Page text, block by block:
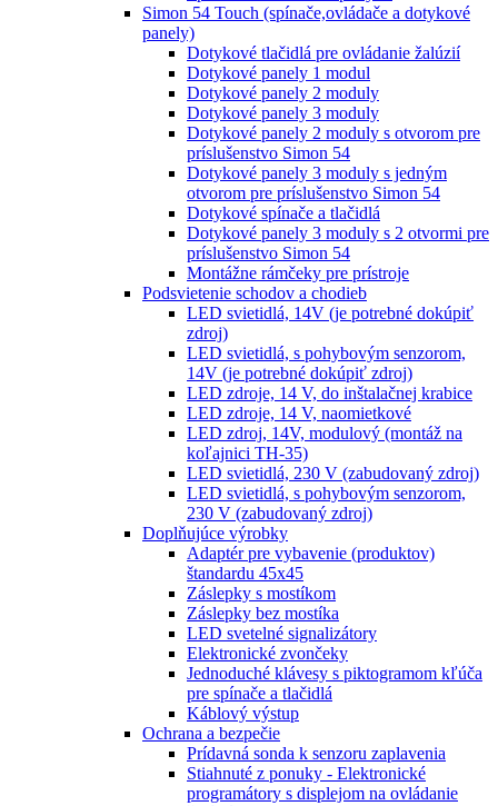
Simon 54 Touch (spínače,ovládače a dotykové
panely)
Dotykové tlačidlá pre ovládanie žalúzií
Dotykové panely 1 modul
Dotykové panely 2 moduly
Dotykové panely 3 moduly
Dotykové panely 2 moduly s otvorom pre
príslušenstvo Simon 54
Dotykové panely 3 moduly s jedným
otvorom pre príslušenstvo Simon 54
Dotykové spínače a tlačidlá
Dotykové panely 3 moduly s 2 otvormi pre
príslušenstvo Simon 54
Montážne rámčeky pre prístroje
Podsvietenie schodov a chodieb
LED svietidlá, 14V (je potrebné dokúpiť
zdroj)
LED svietidlá, s pohybovým senzorom,
14V (je potrebné dokúpiť zdroj)
LED zdroje, 14 V, do inštalačnej krabice
LED zdroje, 14 V, naomietkové
LED zdroj, 14V, modulový (montáž na
koľajnici TH-35)
LED svietidlá, 230 V (zabudovaný zdroj)
LED svietidlá, s pohybovým senzorom,
230 V (zabudovaný zdroj)
Doplňujúce výrobky
Adaptér pre vybavenie (produktov)
štandardu 45x45
Záslepky s mostíkom
Záslepky bez mostíka
LED svetelné signalizátory
Elektronické zvončeky
Jednoduché klávesy s piktogramom kľúča
pre spínače a tlačidlá
Káblový výstup
Ochrana a bezpečie
Prídavná sonda k senzoru zaplavenia
Stiahnuté z ponuky - Elektronické
programátory s displejom na ovládanie